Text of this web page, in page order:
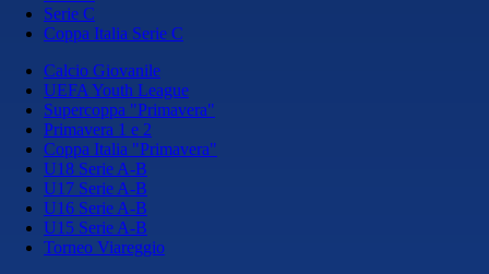
Serie C
Coppa Italia Serie C
Calcio Giovanile
UEFA Youth League
Supercoppa "Primavera"
Primavera 1 e 2
Coppa Italia "Primavera"
U18 Serie A-B
U17 Serie A-B
U16 Serie A-B
U15 Serie A-B
Torneo Viareggio